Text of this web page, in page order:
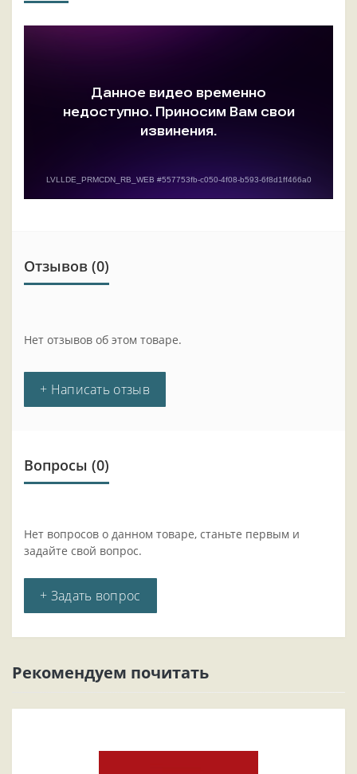
Отзывов (0)
Нет отзывов об этом товаре.
+ Написать отзыв
Вопросы (0)
Нет вопросов о данном товаре, станьте первым и
задайте свой вопрос.
+ Задать вопрос
Рекомендуем почитать